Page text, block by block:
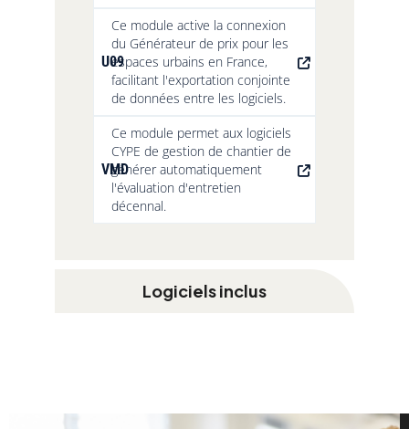
Logiciels inclus
U09
Ce module active la connexion
du Générateur de prix pour les
espaces urbains en France,
facilitant l'exportation conjointe
de données entre les logiciels.
VMD
Ce module permet aux logiciels
CYPE de gestion de chantier de
générer automatiquement
l'évaluation d'entretien
décennal.